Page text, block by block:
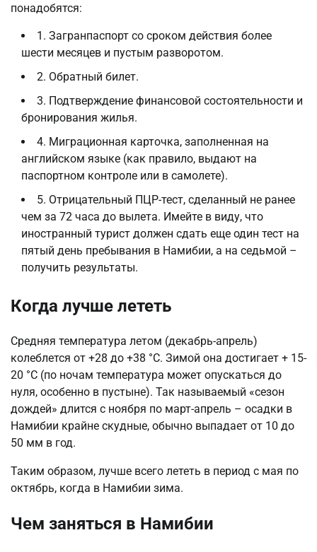
понадобятся:
1. Загранпаспорт со сроком действия более
шести месяцев и пустым разворотом.
2. Обратный билет.
3. Подтверждение финансовой состоятельности и
бронирования жилья.
4. Миграционная карточка, заполненная на
английском языке (как правило, выдают на
паспортном контроле или в самолете).
5. Отрицательный ПЦР-тест, сделанный не ранее
чем за 72 часа до вылета. Имейте в виду, что
иностранный турист должен сдать еще один тест на
пятый день пребывания в Намибии, а на седьмой –
получить результаты.
Когда лучше лететь
Средняя температура летом (декабрь-апрель)
колеблется от +28 до +38 °C. Зимой она достигает + 15-
20 °C (по ночам температура может опускаться до
нуля, особенно в пустыне). Так называемый «сезон
дождей» длится с ноября по март-апрель – осадки в
Намибии крайне скудные, обычно выпадает от 10 до
50 мм в год.
Таким образом, лучше всего лететь в период с мая по
октябрь, когда в Намибии зима.
Чем заняться в Намибии